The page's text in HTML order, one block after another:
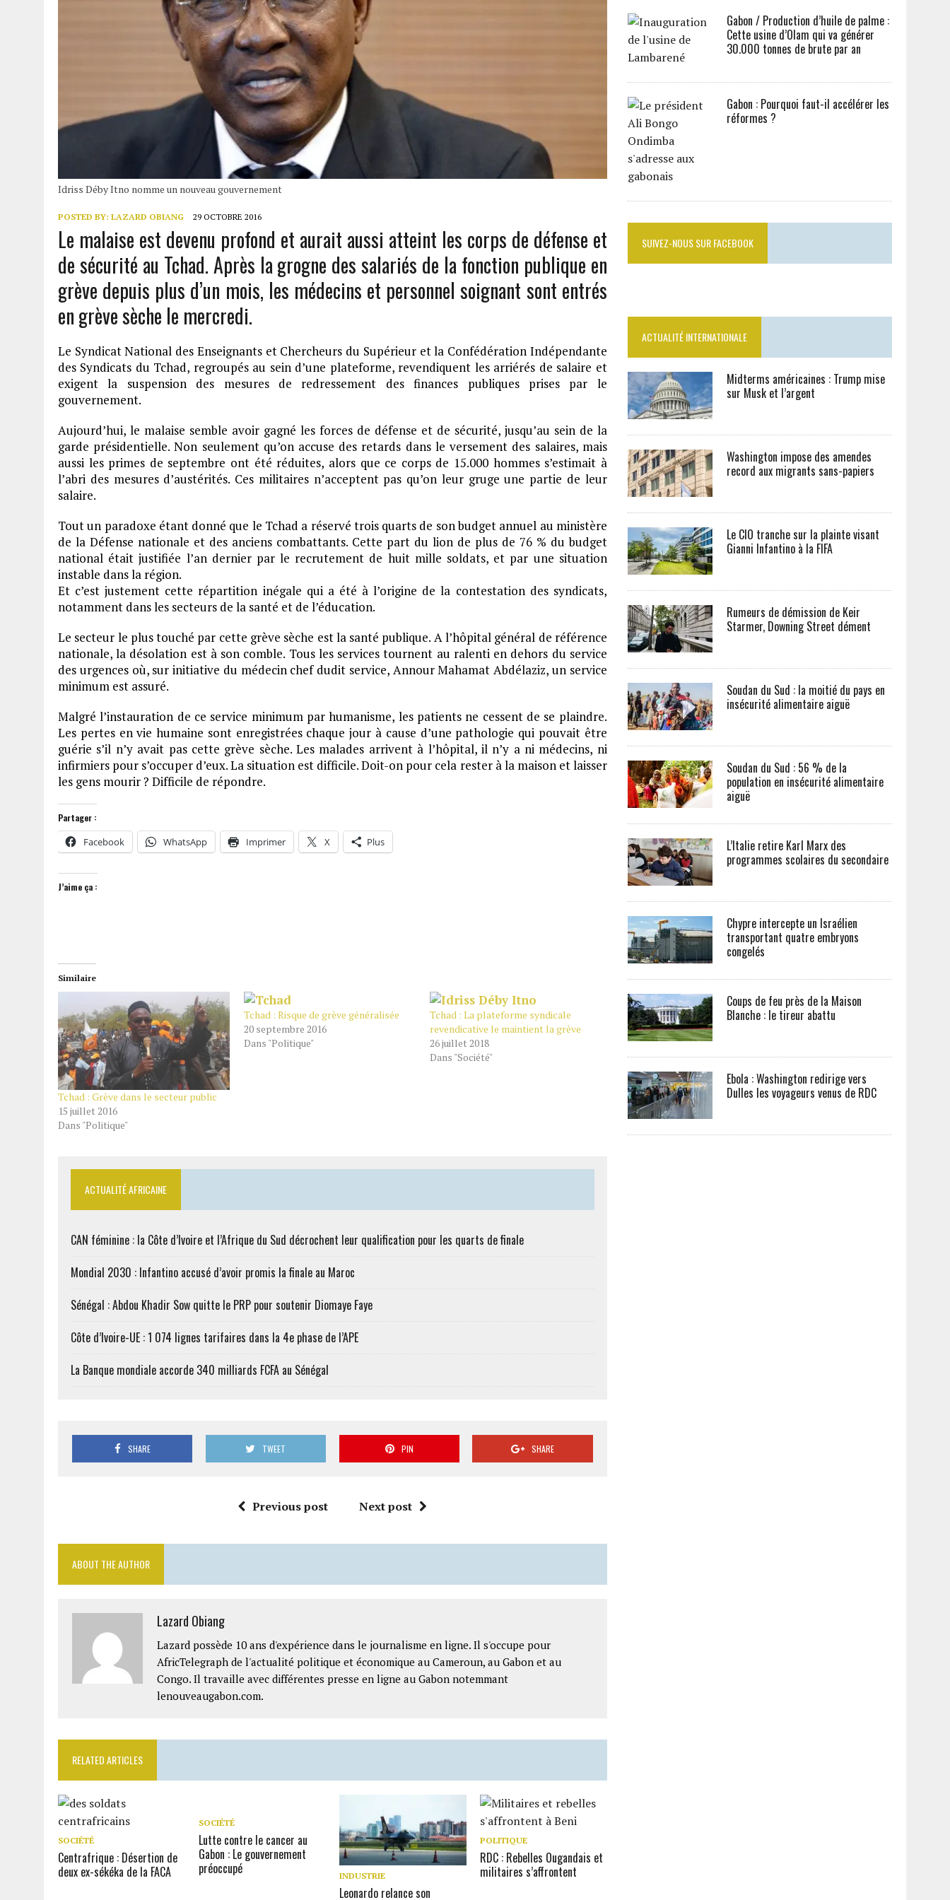
Idriss Déby Itno nomme un nouveau gouvernement
POSTED BY: LAZARD OBIANG 29 OCTOBRE 2016
Le malaise est devenu profond et aurait aussi atteint les corps de défense et
de sécurité au Tchad. Après la grogne des salariés de la fonction publique en
grève depuis plus d’un mois, les médecins et personnel soignant sont entrés
en grève sèche le mercredi.
Le Syndicat National des Enseignants et Chercheurs du Supérieur et la Confédération Indépendante
des Syndicats du Tchad, regroupés au sein d’une plateforme, revendiquent les arriérés de salaire et
exigent la suspension des mesures de redressement des finances publiques prises par le
gouvernement.
Aujourd’hui, le malaise semble avoir gagné les forces de défense et de sécurité, jusqu’au sein de la
garde présidentielle. Non seulement qu’on accuse des retards dans le versement des salaires, mais
aussi les primes de septembre ont été réduites, alors que ce corps de 15.000 hommes s’estimait à
l’abri des mesures d’austérités. Ces militaires n’acceptent pas qu’on leur gruge une partie de leur
salaire.
Tout un paradoxe étant donné que le Tchad a réservé trois quarts de son budget annuel au ministère
de la Défense nationale et des anciens combattants. Cette part du lion de plus de 76 % du budget
national était justifiée l’an dernier par le recrutement de huit mille soldats, et par une situation
instable dans la région.
Et c’est justement cette répartition inégale qui a été à l’origine de la contestation des syndicats,
notamment dans les secteurs de la santé et de l’éducation.
Le secteur le plus touché par cette grève sèche est la santé publique. A l’hôpital général de référence
nationale, la désolation est à son comble. Tous les services tournent au ralenti en dehors du service
des urgences où, sur initiative du médecin chef dudit service, Annour Mahamat Abdélaziz, un service
minimum est assuré.
Malgré l’instauration de ce service minimum par humanisme, les patients ne cessent de se plaindre.
Les pertes en vie humaine sont enregistrées chaque jour à cause d’une pathologie qui pouvait être
guérie s’il n’y avait pas cette grève sèche. Les malades arrivent à l’hôpital, il n’y a ni médecins, ni
infirmiers pour s’occuper d’eux. La situation est difficile. Doit-on pour cela rester à la maison et laisser
les gens mourir ? Difficile de répondre.
Partager :
Facebook WhatsApp Imprimer X Plus
J’aime ça :
Similaire
Tchad : Grève dans le secteur public
15 juillet 2016
Dans "Politique"
Tchad : Risque de grève généralisée
20 septembre 2016
Dans "Politique"
Tchad : La plateforme syndicale
revendicative le maintient la grève
26 juillet 2018
Dans "Société"
ACTUALITÉ AFRICAINE
CAN féminine : la Côte d’Ivoire et l’Afrique du Sud décrochent leur qualification pour les quarts de finale
Mondial 2030 : Infantino accusé d’avoir promis la finale au Maroc
Sénégal : Abdou Khadir Sow quitte le PRP pour soutenir Diomaye Faye
Côte d’Ivoire-UE : 1 074 lignes tarifaires dans la 4e phase de l’APE
La Banque mondiale accorde 340 milliards FCFA au Sénégal
SHARE TWEET PIN SHARE
Previous post Next post
ABOUT THE AUTHOR
Lazard Obiang
Lazard possède 10 ans d'expérience dans le journalisme en ligne. Il s'occupe pour
AfricTelegraph de l'actualité politique et économique au Cameroun, au Gabon et au
Congo. Il travaille avec différentes presse en ligne au Gabon notemmant
lenouveaugabon.com.
RELATED ARTICLES
SOCIÉTÉ
Centrafrique : Désertion de
deux ex-sékéka de la FACA
SOCIÉTÉ
Lutte contre le cancer au
Gabon : Le gouvernement
préoccupé
INDUSTRIE
Leonardo relance son
POLITIQUE
RDC : Rebelles Ougandais et
militaires s’affrontent
Gabon / Production d’huile de palme :
Cette usine d’Olam qui va générer
30.000 tonnes de brute par an
Gabon : Pourquoi faut-il accélérer les
réformes ?
SUIVEZ-NOUS SUR FACEBOOK
ACTUALITÉ INTERNATIONALE
Midterms américaines : Trump mise
sur Musk et l’argent
Washington impose des amendes
record aux migrants sans-papiers
Le CIO tranche sur la plainte visant
Gianni Infantino à la FIFA
Rumeurs de démission de Keir
Starmer, Downing Street dément
Soudan du Sud : la moitié du pays en
insécurité alimentaire aiguë
Soudan du Sud : 56 % de la
population en insécurité alimentaire
aiguë
L’Italie retire Karl Marx des
programmes scolaires du secondaire
Chypre intercepte un Israélien
transportant quatre embryons
congelés
Coups de feu près de la Maison
Blanche : le tireur abattu
Ebola : Washington redirige vers
Dulles les voyageurs venus de RDC